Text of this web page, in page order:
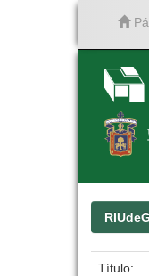
RIUdeG
Título: